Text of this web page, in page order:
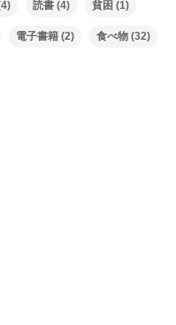
読書 (4) 貧困 (1)
電子書籍 (2) 食べ物 (32)